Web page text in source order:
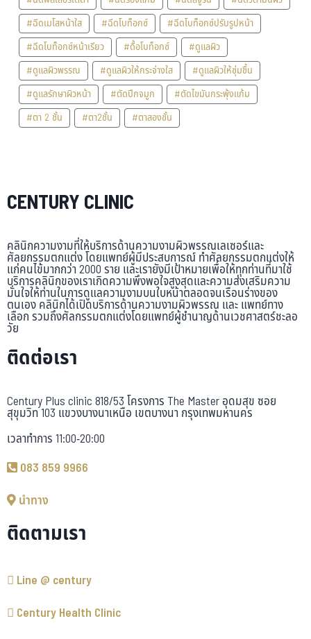
#ฉีดเมโสหน้าใส
#ฉีดโบท็อกซ์
#ฉีดโบท็อกซ์ปรับรูปหน้า
#ฉีดโบท็อกซ์หน้าเรียว
#ดื้อโบท็อกซ์
#ดูแลผิว
#ดูแลผิวพรรณ
#ดูแลผิวให้กระจ่างใส
#ดูแลผิวให้ชุ่มชื้น
#ดูแลรักษาผิวหน้า
#ตัดปีกจมูก
#ตัดไขมันกระพุ้งแก้ม
#ตา 2 ชั้น
#ตา2ชั้น #ตาสองชั้น
CENTURY CLINIC
คลินิกความงามที่ให้บริการด้านความงามผิวพรรณเลเซอร์และ
ศัลยกรรมตกแต่ง โดยแพทย์ผู้มีประสบการณ์ ทำศัลยกรรมตกแต่งให้
แก่คนไข้มากกว่า 2000 ราย และเรายังมีเป้าหมายเพื่อให้ทุกท่านที่มาใช้
บริการคลินิกของเราเกิดความพึงพอใจสูงสุดและความส่งเสริมความ
มั่นใจให้ท่านในการดูแลความงามบนใบหน้าตลอดจนเรือนร่างของ
ตนเอง คลินิกได้เปิดบริการด้านความงามผิวพรรณ และ แพทย์ทาง
เลือก รวมถึงศัลกรรมตกแต่งโดยแพทย์ผู้ชำนาญด้านเวชศาสตร์ชะลอ
วัย
ติดต่อเรา
Century Plus clinic 818/53 โครงการ The Master อุดมสุข ซอย
สุขุมวิท 103 แขวงบางนาเหนือ เขตบางนา กรุงเทพมหานคร
เวลาทำการ 11:00-20:00
083 859 9966
นำทาง
ติดตามเรา
Line @ century
Century Health Clinic